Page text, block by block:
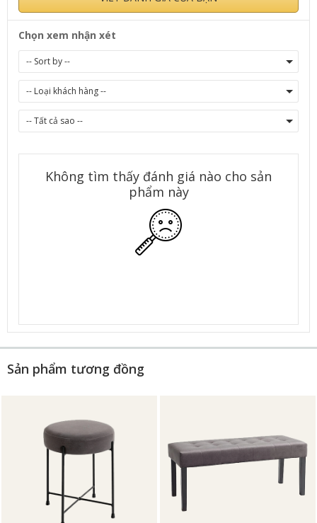
Chọn xem nhận xét
Không tìm thấy đánh giá nào cho sản
phẩm này
Sản phẩm tương đồng